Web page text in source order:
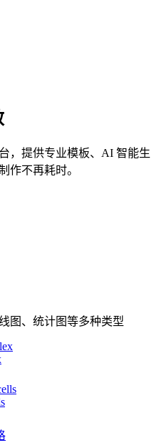
，提供专业模板、AI 智能生
作不再耗时。
图、统计图等多种类型